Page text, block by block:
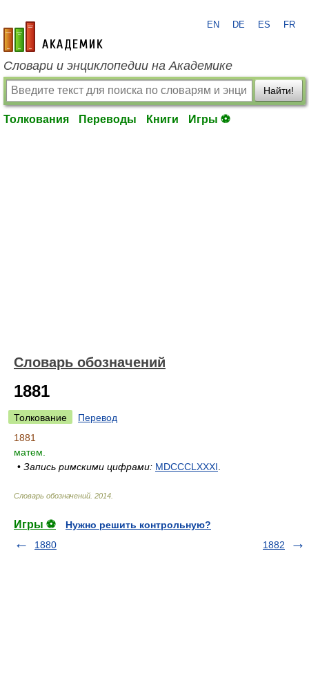
academic.ru
EN DE ES FR
Словари и энциклопедии на Академике
Найти!
Толкования Переводы Книги Игры ⚽
Словарь обозначений
1881
Толкование
Перевод
1881
матем.
• Запись римскими цифрами: MDCCCLXXXI
Словарь обозначений 2014
Игры ⚽
Нужно решить контрольную?
1880
1882